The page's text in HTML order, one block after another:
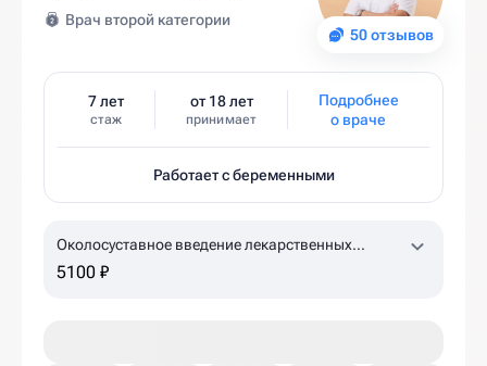
50 отзывов
Врач второй категории
7 лет
стаж
от 18 лет
принимает
Подробнее
о враче
Работает с беременными
Околосуставное введение лекарственных
препаратов (ACP-терапия, 1 пробирка)
5100 ₽